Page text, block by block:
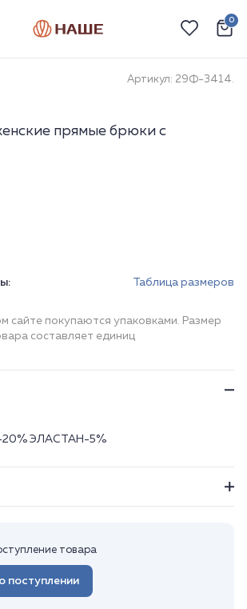
0
Артикул: 29Ф-3414.
прямые брюки с
Таблица размеров
сайте покупаются упаковками. Размер
составляет единиц
ЭЛАСТАН-5%
товара
поступлении